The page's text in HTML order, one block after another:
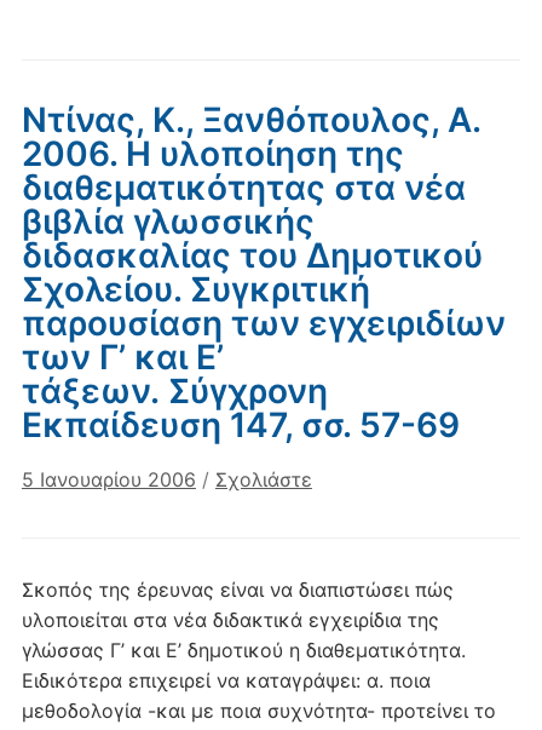
Ντίνας, Κ., Ξανθόπουλος, Α.
2006. Η υλοποίηση της
διαθεματικότητας στα νέα
βιβλία γλωσσικής
διδασκαλίας του Δημοτικού
Σχολείου. Συγκριτική
παρουσίαση των εγχειριδίων
των Γ’ και Ε’
τάξεων. Σύγχρονη
Eκπαίδευση 147, σσ. 57-69
5 Ιανουαρίου 2006 / Σχολιάστε
Σκοπός της έρευνας είναι να διαπιστώσει πώς
υλοποιείται στα νέα διδακτικά εγχειρίδια της
γλώσσας Γ’ και Ε’ δημοτικού η διαθεματικότητα.
Ειδικότερα επιχειρεί να καταγράψει: α. ποια
μεθοδολογία -και με ποια συχνότητα- προτείνει το